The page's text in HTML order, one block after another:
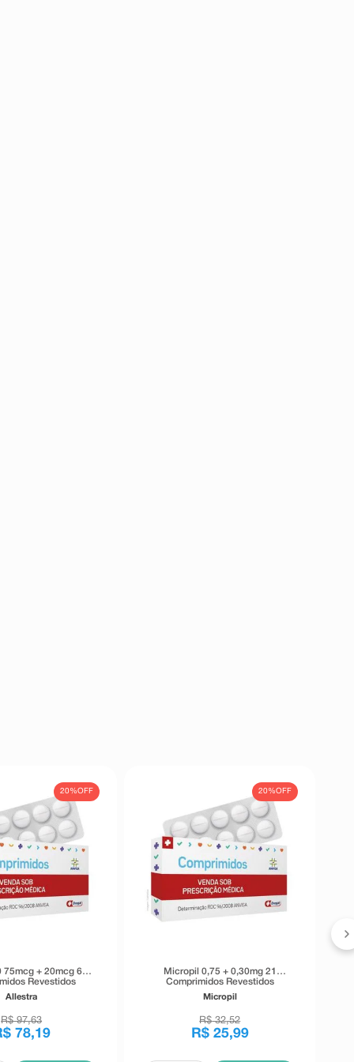
20%OFF
75mcg + 20mcg 63
Revestidos
Allestra
R$ 97,63
78,19
20%OFF
Micropil 0,75 + 0,30mg 21
Comprimidos Revestidos
Micropil
R$ 32,52
R$ 25,99